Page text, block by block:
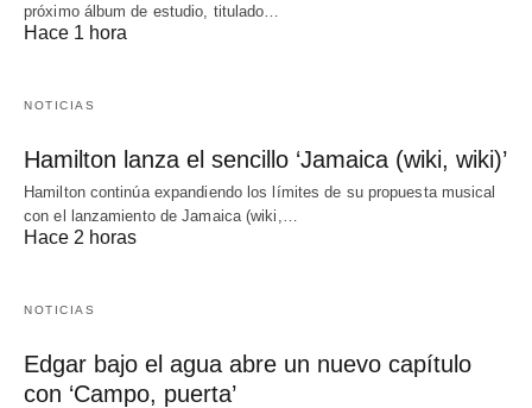
próximo álbum de estudio, titulado…
Hace 1 hora
NOTICIAS
Hamilton lanza el sencillo ‘Jamaica (wiki, wiki)’
Hamilton continúa expandiendo los límites de su propuesta musical
con el lanzamiento de Jamaica (wiki,…
Hace 2 horas
NOTICIAS
Edgar bajo el agua abre un nuevo capítulo
con ‘Campo, puerta’